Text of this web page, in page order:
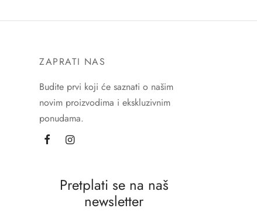
ZAPRATI NAS
Budite prvi koji će saznati o našim
novim proizvodima i ekskluzivnim
ponudama.
Pretplati se na naš
newsletter